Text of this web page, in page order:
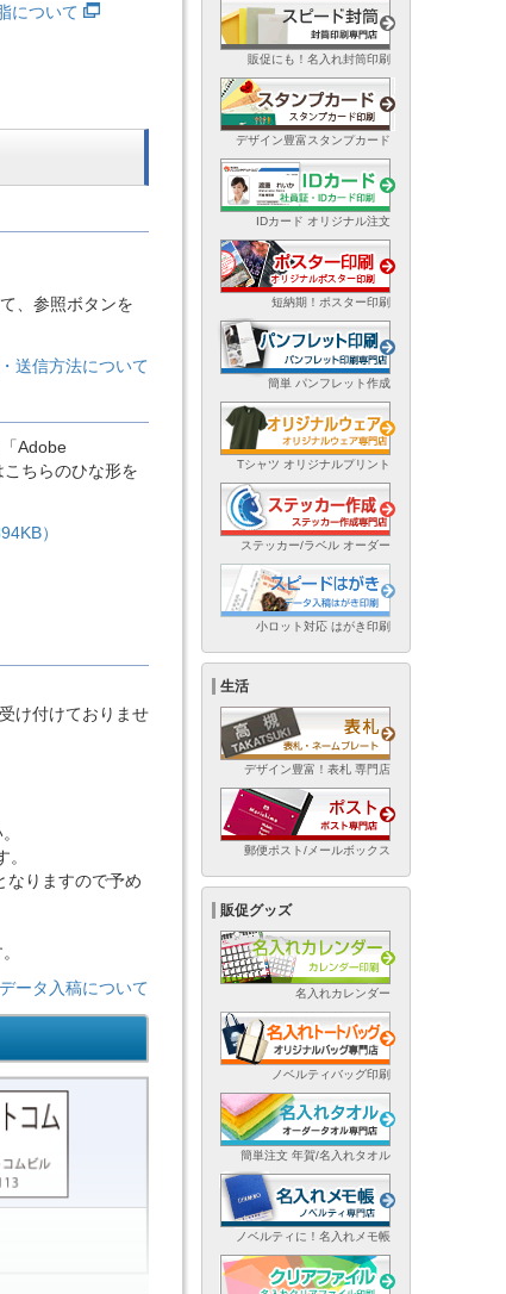
について
、参照ボタンを
送信方法について
Adobe
ちらのひな形を
）
け付けておりませ
なりますので予め
ータ入稿について
販促にも！名入れ封筒印刷
デザイン豊富スタンプカード
IDカード オリジナル注文
短納期！ポスター印刷
簡単 パンフレット作成
Tシャツ オリジナルプリント
ステッカー/ラベル オーダー
小ロット対応 はがき印刷
生活
デザイン豊富！表札 専門店
郵便ポスト/メールボックス
販促グッズ
名入れカレンダー
ノベルティバッグ印刷
簡単注文 年賀/名入れタオル
ノベルティに！名入れメモ帳